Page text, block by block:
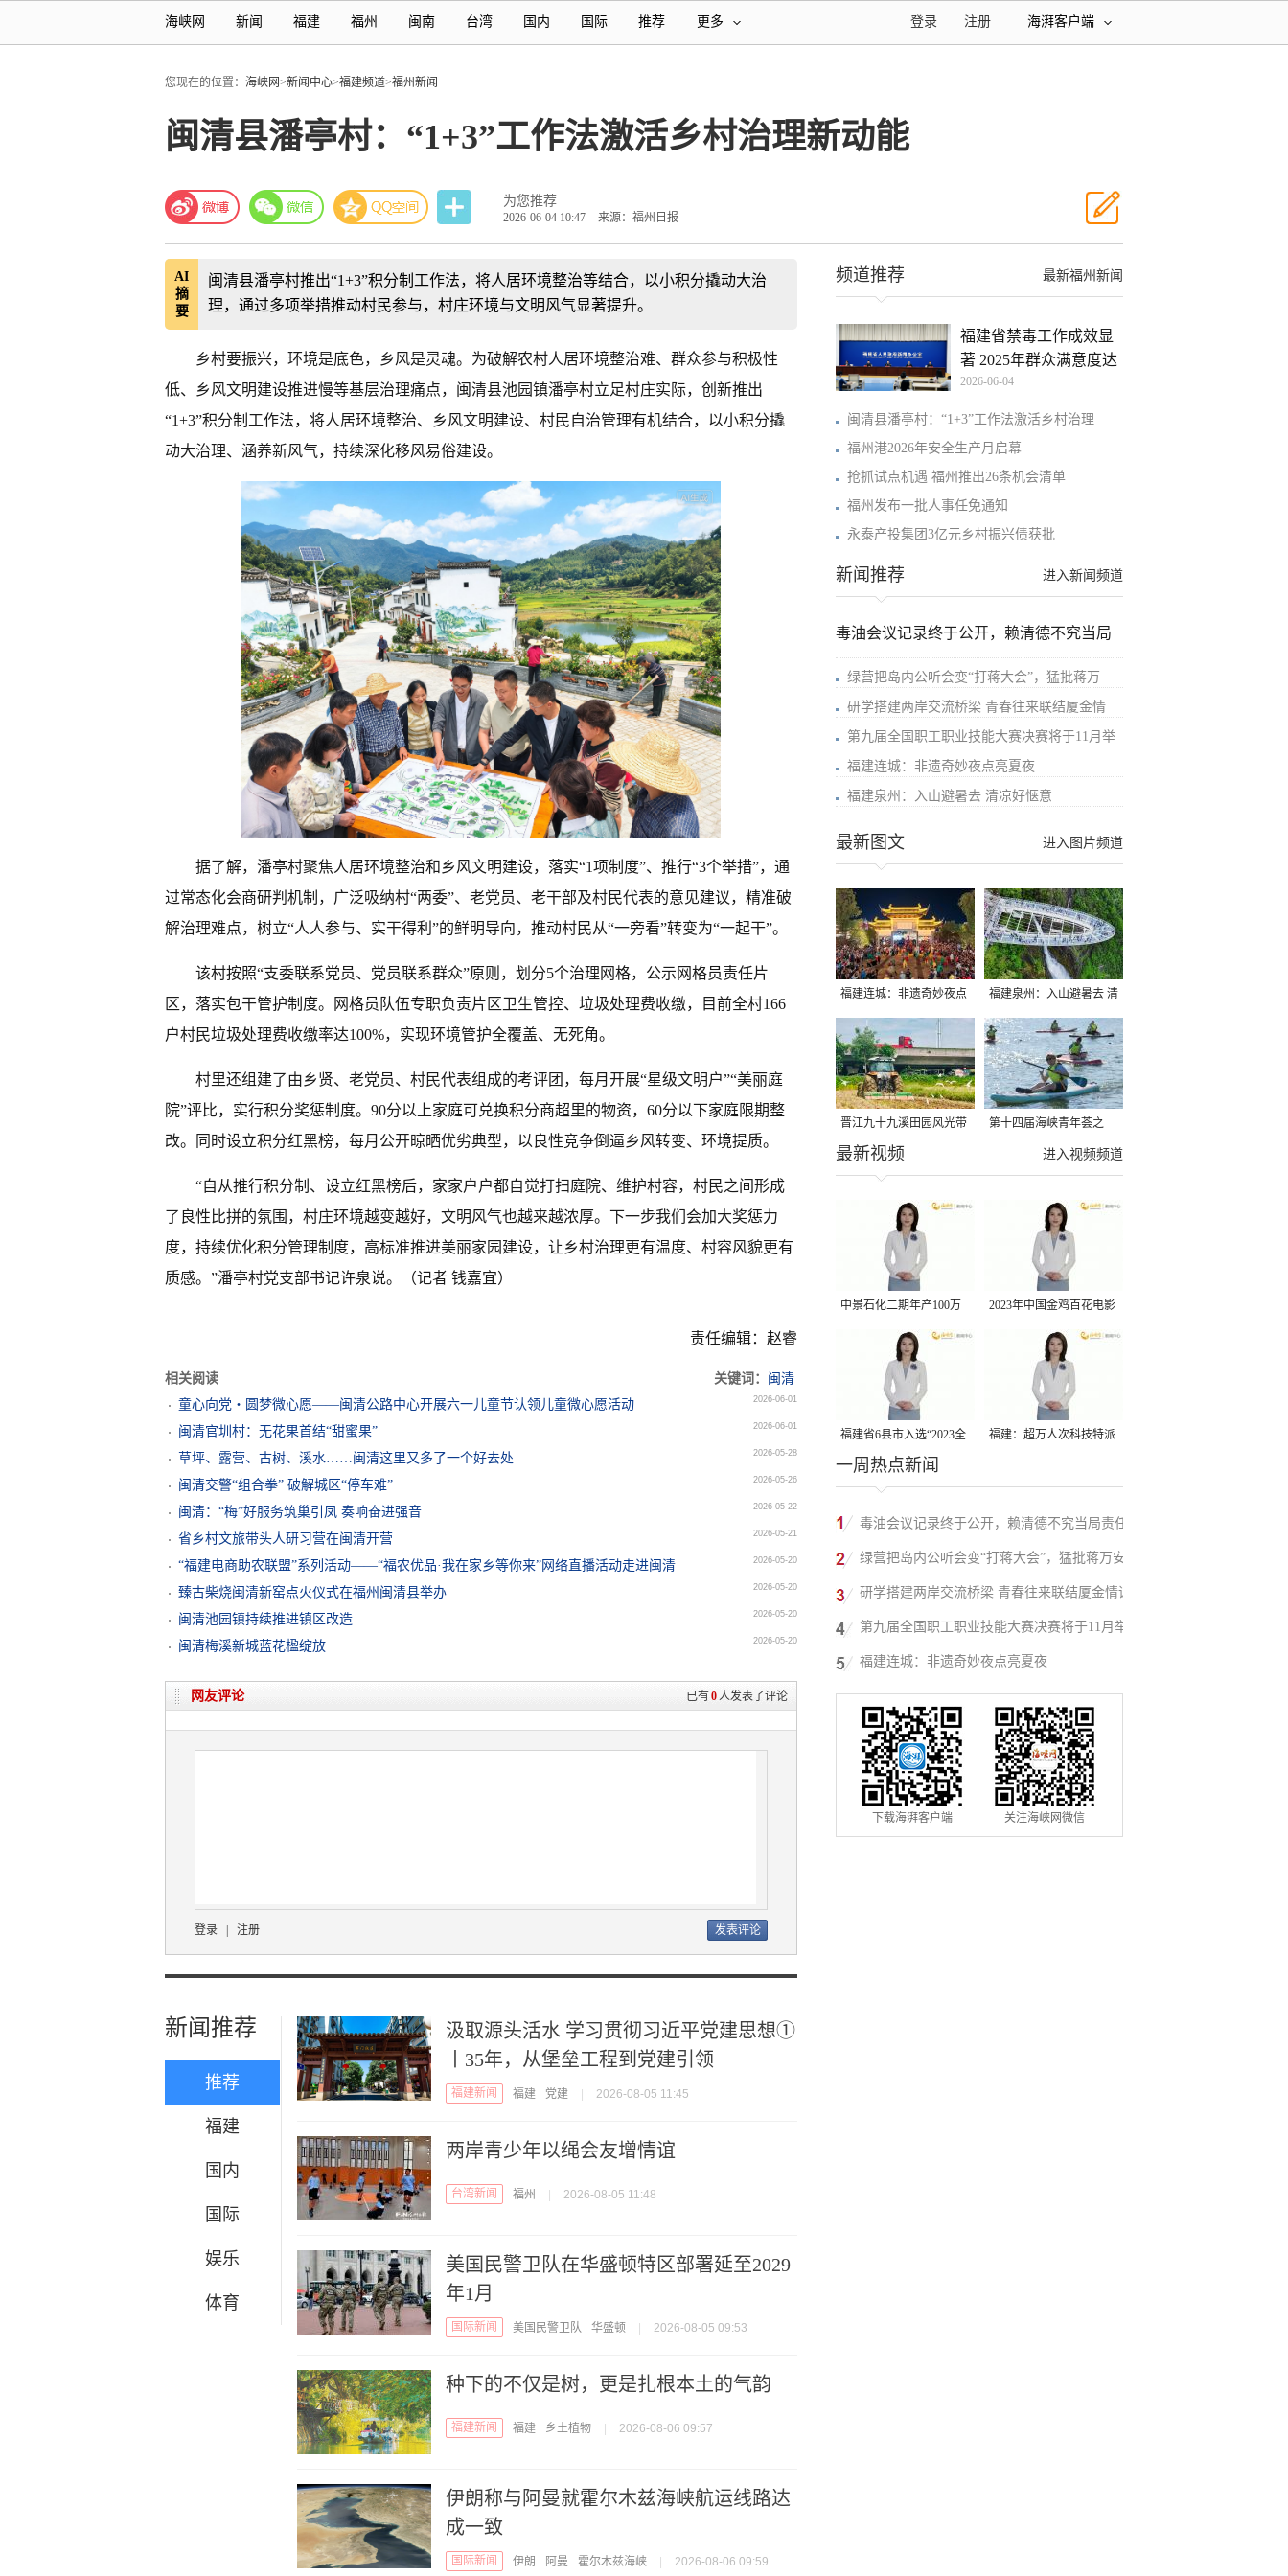
海峡网 新闻 福建 福州 闽南 台湾 国内 国际 推荐 更多 海湃客户端
注册
登录
您现在的位置： 海峡网>新闻中心>福建频道>福州新闻
闽清县潘亭村：“1+3”工作法激活乡村治理新动能
为您推荐
2026-06-04 10:47 来源：福州日报
AI
摘
要
闽清县潘亭村推出“1+3”积分制工作法，将人居环境整治等结合，以小积分撬动大治
理，通过多项举措推动村民参与，村庄环境与文明风气显著提升。
乡村要振兴，环境是底色，乡风是灵魂。为破解农村人居环境整治难、群众参与积极性
低、乡风文明建设推进慢等基层治理痛点，闽清县池园镇潘亭村立足村庄实际，创新推出
“1+3”积分制工作法，将人居环境整治、乡风文明建设、村民自治管理有机结合，以小积分撬
动大治理、涵养新风气，持续深化移风易俗建设。
据了解，潘亭村聚焦人居环境整治和乡风文明建设，落实“1项制度”、推行“3个举措”，通
过常态化会商研判机制，广泛吸纳村“两委”、老党员、老干部及村民代表的意见建议，精准破
解治理难点，树立“人人参与、实干得利”的鲜明导向，推动村民从“一旁看”转变为“一起干”。
该村按照“支委联系党员、党员联系群众”原则，划分5个治理网格，公示网格员责任片
区，落实包干管护制度。网格员队伍专职负责片区卫生管控、垃圾处理费收缴，目前全村166
户村民垃圾处理费收缴率达100%，实现环境管护全覆盖、无死角。
村里还组建了由乡贤、老党员、村民代表组成的考评团，每月开展“星级文明户”“美丽庭
院”评比，实行积分奖惩制度。90分以上家庭可兑换积分商超里的物资，60分以下家庭限期整
改。同时设立积分红黑榜，每月公开晾晒优劣典型，以良性竞争倒逼乡风转变、环境提质。
“自从推行积分制、设立红黑榜后，家家户户都自觉打扫庭院、维护村容，村民之间形成
了良性比拼的氛围，村庄环境越变越好，文明风气也越来越浓厚。下一步我们会加大奖惩力
度，持续优化积分管理制度，高标准推进美丽家园建设，让乡村治理更有温度、村容风貌更有
质感。”潘亭村党支部书记许泉说。（记者 钱嘉宜）
责任编辑：赵睿
相关阅读 关键词： 闽清
童心向党・圆梦微心愿——闽清公路中心开展六一儿童节认领儿童微心愿活动
2026-06-01
闽清官圳村：无花果首结“甜蜜果” 2026-06-01
草坪、露营、古树、溪水……闽清这里又多了一个好去处 2026-05-28
闽清交警“组合拳” 破解城区“停车难” 2026-05-26
闽清：“梅”好服务筑巢引凤 奏响奋进强音 2026-05-22
省乡村文旅带头人研习营在闽清开营 2026-05-21
“福建电商助农联盟”系列活动——“福农优品·我在家乡等你来”网络直播活动走进闽清 2026-05-20
臻古柴烧闽清新窑点火仪式在福州闽清县举办 2026-05-20
闽清池园镇持续推进镇区改造 2026-05-20
闽清梅溪新城蓝花楹绽放 2026-05-20
已有0人发表了评论
网友评论
登录 注册
新闻推荐
推荐
福建
国内
国际
娱乐
体育
汲取源头活水 学习贯彻习近平党建思想①
丨35年，从堡垒工程到党建引领
福建新闻 福建 党建 2026-08-05 11:45
两岸青少年以绳会友增情谊
台湾新闻 福州 2026-08-05 11:48
美国民警卫队在华盛顿特区部署延至2029
年1月
国际新闻 美国民警卫队 华盛顿 2026-08-05 09:53
种下的不仅是树，更是扎根本土的气韵
福建新闻 福建 乡土植物 2026-08-06 09:57
伊朗称与阿曼就霍尔木兹海峡航运线路达
成一致
国际新闻 伊朗 阿曼 霍尔木兹海峡 2026-08-06 09:59
最新福州新闻
频道推荐
福建省禁毒工作成效显
著 2025年群众满意度达
9
2026-06-04
闽清县潘亭村：“1+3”工作法激活乡村治理
福州港2026年安全生产月启幕
抢抓试点机遇 福州推出26条机会清单
福州发布一批人事任免通知
永泰产投集团3亿元乡村振兴债获批
进入新闻频道
新闻推荐
毒油会议记录终于公开，赖清德不究当局
绿营把岛内公听会变“打蒋大会”，猛批蒋万
研学搭建两岸交流桥梁 青春往来联结厦金情
第九届全国职工职业技能大赛决赛将于11月举
福建连城：非遗奇妙夜点亮夏夜
福建泉州：入山避暑去 清凉好惬意
进入图片频道
最新图文
福建连城：非遗奇妙夜点
亮夏夜
福建泉州：入山避暑去 清
凉好惬意
晋江九十九溪田园风光带
千亩早稻迎来成熟收割季
第十四届海峡青年荟之
2026榕台青年大学生水上
进入视频频道
最新视频
中景石化二期年产100万
吨丙烷脱氢项目建成中交
2023年中国金鸡百花电影
节有福电影巡展31日启动
福建省6县市入选“2023全
国县域发展潜力百强县”
福建：超万人次科技特派
一周热点新闻
毒油会议记录终于公开，赖清德不究当局责任
反甩锅卢秀燕，蓝营点名责任官员要求撤职下
绿营把岛内公听会变“打蒋大会”，猛批蒋万安
废除监察机构主张，遭蓝营搬出蔡英文、赖清
研学搭建两岸交流桥梁 青春往来联结厦金情谊
第九届全国职工职业技能大赛决赛将于11月举
行
福建连城：非遗奇妙夜点亮夏夜
下载海湃客户端 关注海峡网微信